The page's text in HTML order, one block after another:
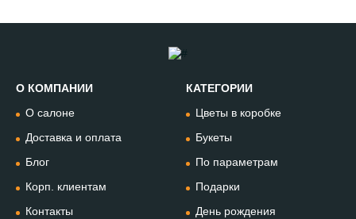
О КОМПАНИИ
О салоне
Доставка и оплата
Блог
Корп. клиентам
Контакты
КАТЕГОРИИ
Цветы в коробке
Букеты
По параметрам
Подарки
День рождения
Позвонить
+74994954685
WhatsApp
+79912981236